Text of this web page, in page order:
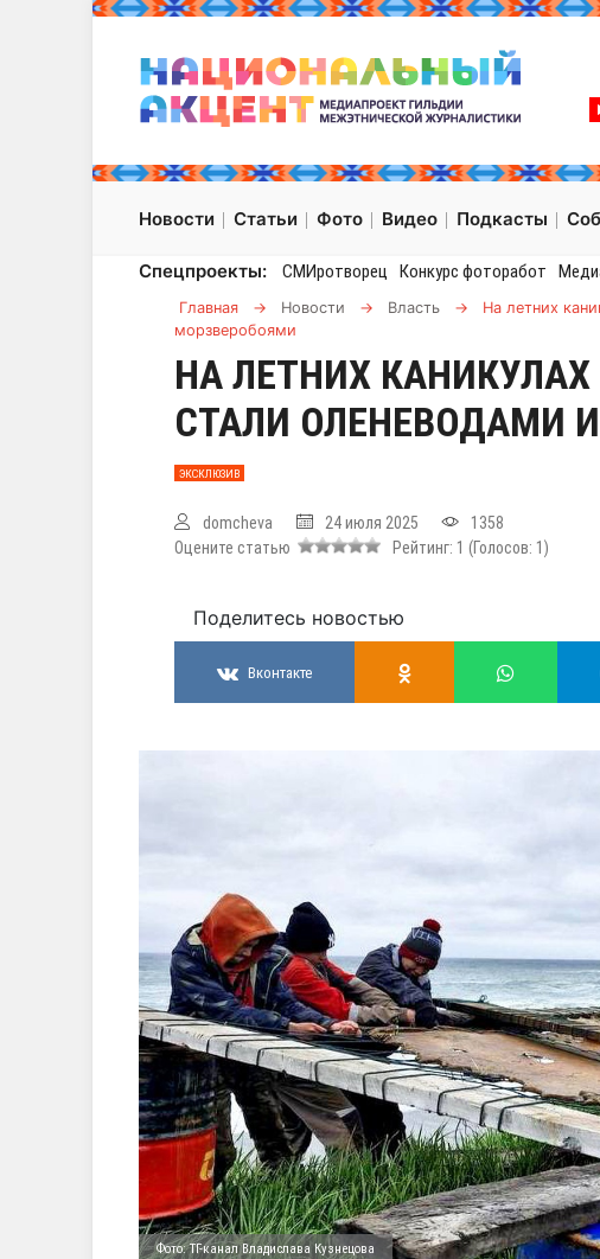
Новости Статьи Фото Видео Подкасты
Спецпроекты: СМИротворец Конкурс фоторабот
Главная → Новости → Власть →
На летних
морзверобоями
НА ЛЕТНИХ
СТАЛИ ОЛЕНЕВОДАМИ
ЭКСКЛЮЗИВ
domcheva 24 июля 2025
1358
Оцените статью
Рейтинг: 1 (Голосов: 1 )
Поделитесь новостью
Вконтакте
Фото: ТГ-канал Владислава Кузнецова